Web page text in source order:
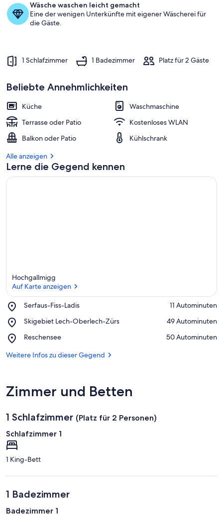
Wäsche waschen leicht gemacht
Eine der wenigen Unterkünfte mit eigener Wäscherei für
die Gäste.
1 Schlafzimmer 1 Badezimmer Platz für 2 Gäste
Beliebte Annehmlichkeiten
Küche
Waschmaschine
Terrasse oder Patio
Kostenloses WLAN
Balkon oder Patio
Kühlschrank
Alle anzeigen
Lerne die Gegend kennen
Hochgallmigg
Auf Karte anzeigen
Serfaus-Fiss-Ladis
Place,
Fiss-
‪11 Autominuten‬
Skigebiet Lech-Oberlech-Zürs
Place,
Lech-
Zürs
‪49 Autominuten‬
Reschensee
Place,
‪50 Autominuten‬
Weitere Infos zu dieser Gegend
Zimmer und Betten
1 Schlafzimmer (Platz für 2 Personen)
Schlafzimmer 1
1 King-Bett
1 Badezimmer
Badezimmer 1